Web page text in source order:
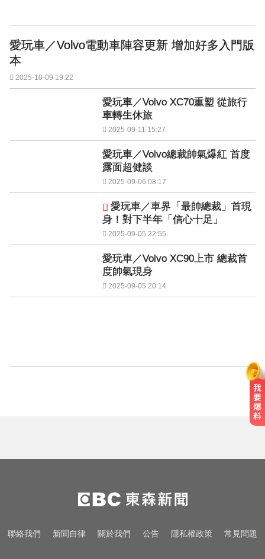
愛玩車／Volvo電動車陣容更新 增加好多入門版
本
2025-10-09 19:22
愛玩車／Volvo XC70重塑 從旅行
車轉生休旅
2025-09-11 15:27
愛玩車／Volvo總裁帥氣爆紅 首度
露面超健談
2025-09-06 08:17
愛玩車／車界「最帥總裁」首現
身！對下半年「信心十足」
2025-09-05 22:55
愛玩車／Volvo XC90上市 總裁首
度帥氣現身
2025-09-05 20:14
聯絡我們 新聞自律 關於我們 公告 隱私權政策 常見問題